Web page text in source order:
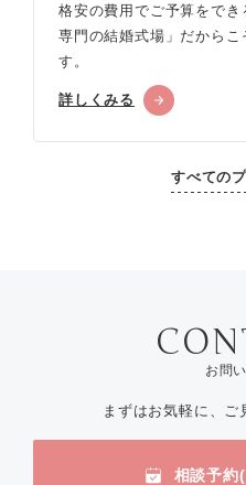
格安の費用でご予算をで
専門の結婚式場」だからこ
す。
詳しくみる
すべての
お問
まずはお気軽に、
相談予約